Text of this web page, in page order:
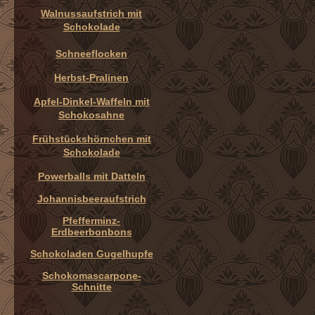
Walnussaufstrich mit
Schokolade
Schneeflocken
Herbst-Pralinen
Apfel-Dinkel-Waffeln mit
Schokosahne
Frühstückshörnchen mit
Schokolade
Powerballs mit Datteln
Johannisbeeraufstrich
Pfefferminz-
Erdbeerbonbons
Schokoladen Gugelhupfe
Schokomascarpone-
Schnitte